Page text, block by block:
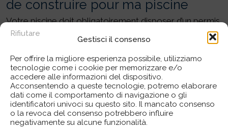
Gestisci il consenso
Per offrire la migliore esperienza possibile, utilizziamo
tecnologie come i cookie per memorizzare e/o
accedere alle informazioni del dispositivo.
Acconsentendo a queste tecnologie, potremo elaborare
dati come il comportamento di navigazione o gli
identificatori univoci su questo sito. Il mancato consenso
o la revoca del consenso potrebbero influire
negativamente su alcune funzionalità.
Rifiutare
de construire pour ma piscine
Votre piscine doit obligatoirement disposer d’un permis
de construire ? Comment constituer votre dossier ? Ce
document est à demander au service d’urbanisme de
votre mairie. Le permis de construire doit respecter
leplan local d’urbanisme. Le PLU impose en effet au
permis de construire quelques mentions obligatoires
comme la zone de construction de la piscine, les accès
et raccordements aux réseaux d’eau et d’électricité,
l’emplacement du terrain (inondable ou pas), la hauteur